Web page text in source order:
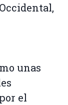
unas
el